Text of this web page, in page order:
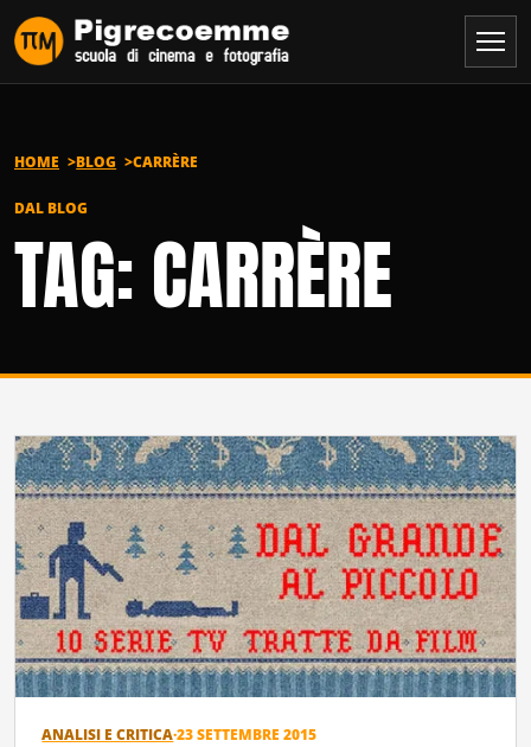
Vai al contenuto
HOME BLOG CARRÈRE
DAL BLOG
TAG: CARRÈRE
ANALISI E CRITICA·23 SETTEMBRE 2015